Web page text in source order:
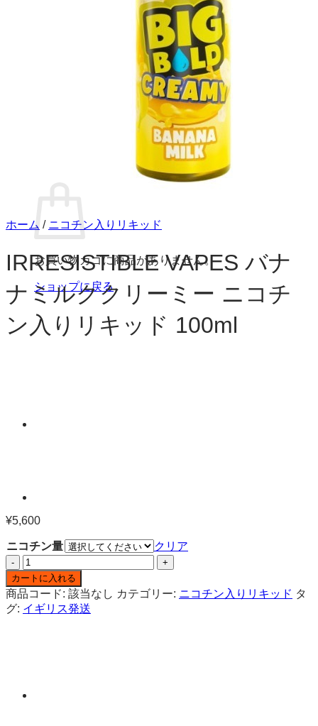
お買い物カゴに商品がありません。
ショップに戻る
ホーム / ニコチン入りリキッド
IRRESISTIBLE VAPES バナ
ナミルククリーミー ニコチ
ン入りリキッド 100ml
¥5,600
ニコチン量
クリア
IRRESISTIBLE
VAPES
バ
ナ
ナ
カートに入れる
商品コード: 該当なし カテゴリー: ニコチン入りリキッド タ
グ: イギリス発送